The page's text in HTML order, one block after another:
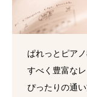
ぱれっとピア
すべく豊富な
ぴったりの通